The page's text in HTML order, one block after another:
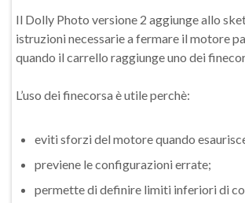
Il Dolly Photo versione 2 aggiunge allo
istruzioni necessarie a fermare il motore
quando il carrello raggiunge uno dei
L’uso dei finecorsa è utile perchè:
eviti sforzi del motore quando
previene le configurazioni errate;
permette di definire limiti inferiori di